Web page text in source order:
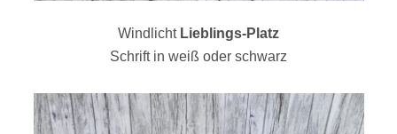
Windlicht Lieblings-Platz
Schrift in weiß oder schwarz